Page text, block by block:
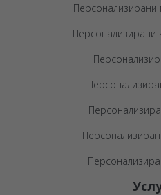
Персонализирани
Персонализирани